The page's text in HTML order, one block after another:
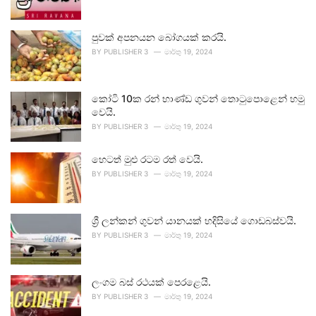
පුවක් අපනයන බෝගයක් කරයි.
BY PUBLISHER 3 මාර්තු 19, 2024
කෝටි 10ක රන් භාණ්ඩ ගුවන් තොටුපොළෙන් හමු
වෙයි.
BY PUBLISHER 3 මාර්තු 19, 2024
හෙටත් මුළු රටම රත් වෙයි.
BY PUBLISHER 3 මාර්තු 19, 2024
ශ්‍රී ලන්කන් ගුවන් යානයක් හදිසියේ ගොඩබස්වයි.
BY PUBLISHER 3 මාර්තු 19, 2024
ලංගම බස් රථයක් පෙරළෙයි.
BY PUBLISHER 3 මාර්තු 19, 2024